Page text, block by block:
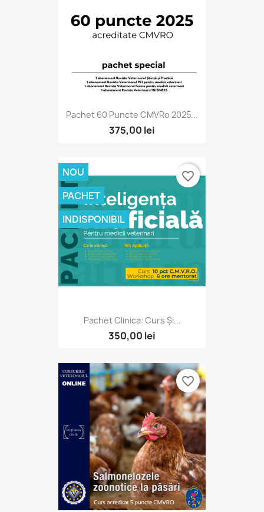
Pachet 60 Puncte CMVRo 2025...
375,00 lei
Pachet Clinica: Curs Și...
350,00 lei
NOU
PACHET
INDISPONIBIL
favorite_border
favorite_border